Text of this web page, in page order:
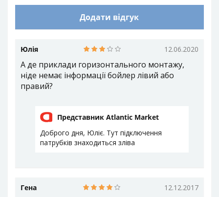
Додати відгук
Юлія 12.06.2020
А де приклади горизонтального монтажу,
ніде немає інформації бойлер лівий або
правий?
Представник Atlantic Market
Доброго дня, Юліє. Тут підключення
патрубків знаходиться зліва
Гена 12.12.2017